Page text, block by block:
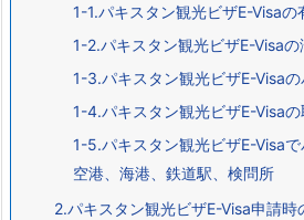
1-1.パキスタン観光ビザE-Visaの
1-2.パキスタン観光ビザE-Visaの
1-3.パキスタン観光ビザE-Visa
1-4.パキスタン観光ビザE-Visa
1-5.パキスタン観光ビザE-Visa
空港、海港、鉄道駅、検問所
2.パキスタン観光ビザE-Visa申請時